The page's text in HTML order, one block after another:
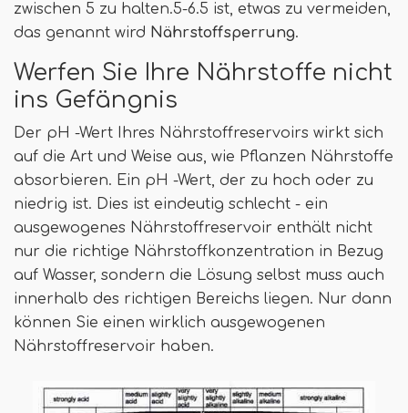
zwischen 5 zu halten.5-6.5 ist, etwas zu vermeiden,
das genannt wird Nährstoffsperrung.
Werfen Sie Ihre Nährstoffe nicht
ins Gefängnis
Der pH -Wert Ihres Nährstoffreservoirs wirkt sich
auf die Art und Weise aus, wie Pflanzen Nährstoffe
absorbieren. Ein pH -Wert, der zu hoch oder zu
niedrig ist. Dies ist eindeutig schlecht - ein
ausgewogenes Nährstoffreservoir enthält nicht
nur die richtige Nährstoffkonzentration in Bezug
auf Wasser, sondern die Lösung selbst muss auch
innerhalb des richtigen Bereichs liegen. Nur dann
können Sie einen wirklich ausgewogenen
Nährstoffreservoir haben.